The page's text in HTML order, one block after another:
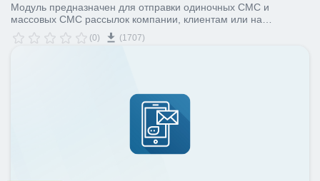
Модуль предназначен для отправки одиночных СМС и
массовых СМС рассылок компании, клиентам или на
произвольные номера.
(0) (1707)